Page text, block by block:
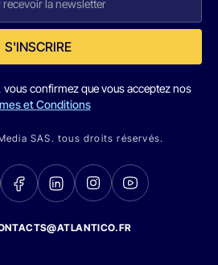
S'INSCRIRE
confirmez que vous acceptez nos
et Conditions
SAS. tous droits réservés.